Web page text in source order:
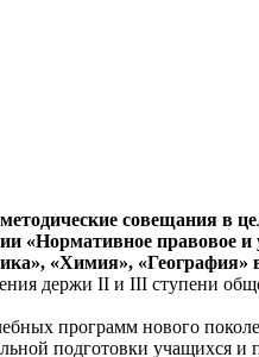
совещания
правовое и
«Химия», «География» в
держи II и III ступени
программ нового
подготовки учащихся